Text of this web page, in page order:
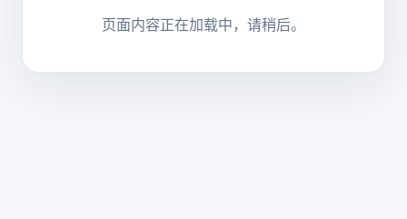
页面内容正在加载中，请稍后。